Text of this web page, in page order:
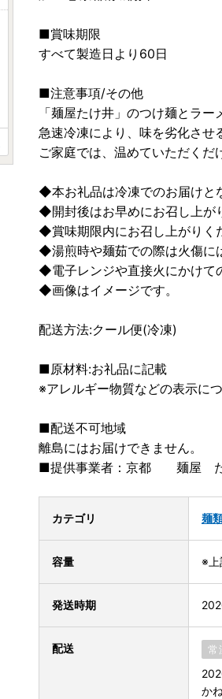
■賞味期限
すべて製造日より60日
■注意事項/その他
「麺屋たけ井」のつけ麺とラ
急速冷凍により、味を劣化させ
ご家庭では、温めていただくだ
◆本お礼品は冷凍でのお届けと
◆開封後はお早めにお召し上が
◆賞味期限内にお召し上がりく
◆湯煎時や麺茹での際は火傷に
◆電子レンジや直接火にかけて
◆画像はイメージです。
配送方法:クール便(冷凍)
■原材料:お礼品に記載
※アレルギー物質などの表示に
■配送不可地域
離島にはお届けできません。
■提供事業者：京都 麺屋
カテゴリ 麺
容量 ※上
発送時期
配送 常
か